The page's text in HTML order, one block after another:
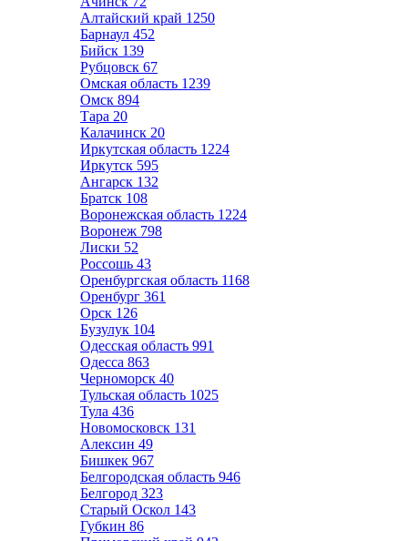
Алтайский край 1250
Барнаул 452
Бийск 139
Рубцовск 67
Омская область 1239
Омск 894
Тара 20
Калачинск 20
Иркутская область 1224
Иркутск 595
Ангарск 132
Братск 108
Воронежская область 1224
Воронеж 798
Лиски 52
Россошь 43
Оренбургская область 1168
Оренбург 361
Орск 126
Бузулук 104
Одесская область 991
Одесса 863
Черноморск 40
Тульская область 1025
Тула 436
Новомосковск 131
Алексин 49
Бишкек 967
Белгородская область 946
Белгород 323
Старый Оскол 143
Губкин 86